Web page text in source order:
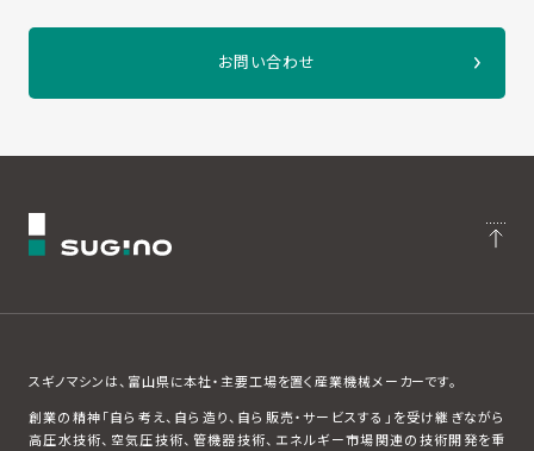
お問い合わせ
スギノマシンは、富山県に本社・主要工場を置く産業機械メーカーです。
創業の精神「自ら考え、自ら造り、自ら販売・サービスする」を受け継ぎながら
高圧水技術、空気圧技術、管機器技術、エネルギー市場関連の技術開発を重